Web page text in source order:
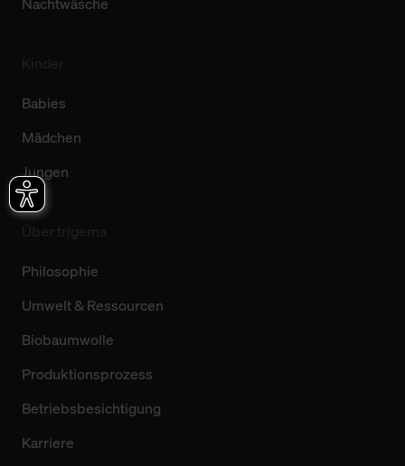
Nachtwäsche
Babies
Mädchen
Jungen
Philosophie
Umwelt & Ressourcen
Biobaumwolle
Produktionsprozess
Betriebsbesichtigung
Karriere